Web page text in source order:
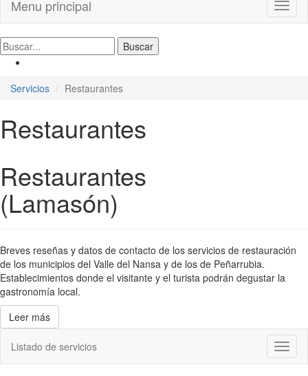
Menu principal
Servicios Restaurantes
Restaurantes
Restaurantes
(Lamasón)
Breves reseñas y datos de contacto de los servicios de restauración
de los municipios del Valle del Nansa y de los de Peñarrubia.
Establecimientos donde el visitante y el turista podrán degustar la
gastronomía local.
Leer más
Listado de servicios